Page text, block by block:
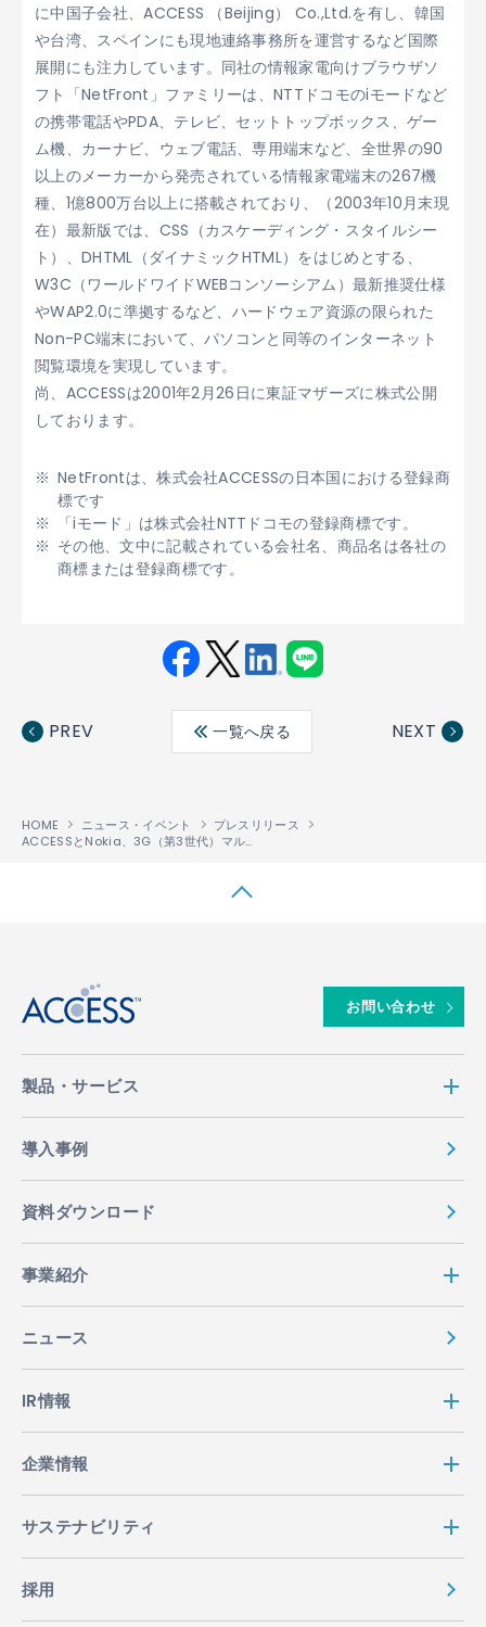
に中国子会社、ACCESS （Beijing） Co.,Ltd.を有し、韓国
や台湾、スペインにも現地連絡事務所を運営するなど国際
展開にも注力しています。同社の情報家電向けブラウザソ
フト「NetFront」ファミリーは、NTTドコモのiモードなど
の携帯電話やPDA、テレビ、セットトップボックス、ゲー
ム機、カーナビ、ウェブ電話、専用端末など、全世界の90
以上のメーカーから発売されている情報家電端末の267機
種、1億800万台以上に搭載されており、（2003年10月末現
在）最新版では、CSS（カスケーディング・スタイルシー
ト）、DHTML（ダイナミックHTML）をはじめとする、
W3C（ワールドワイドWEBコンソーシアム）最新推奨仕様
やWAP2.0に準拠するなど、ハードウェア資源の限られた
Non-PC端末において、パソコンと同等のインターネット
閲覧環境を実現しています。
尚、ACCESSは2001年2月26日に東証マザーズに株式公開
しております。
NetFrontは、株式会社ACCESSの日本国における登録商
標です
「iモード」は株式会社NTTドコモの登録商標です。
その他、文中に記載されている会社名、商品名は各社の
商標または登録商標です。
ebo ter
edin
PREV 一覧へ戻る NEXT
HOME ニュース・イベント
プレスリリース
ACCESSとNokia、3G（第3世代）マルチメディア携帯電話向けブラウザに関して連携
お問い合わせ
製品・サービス
導入事例
資料ダウンロード
事業紹介
ニュース
IR情報
企業情報
サステナビリティ
採用